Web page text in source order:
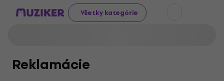
Všetky kategórie
Reklamácie